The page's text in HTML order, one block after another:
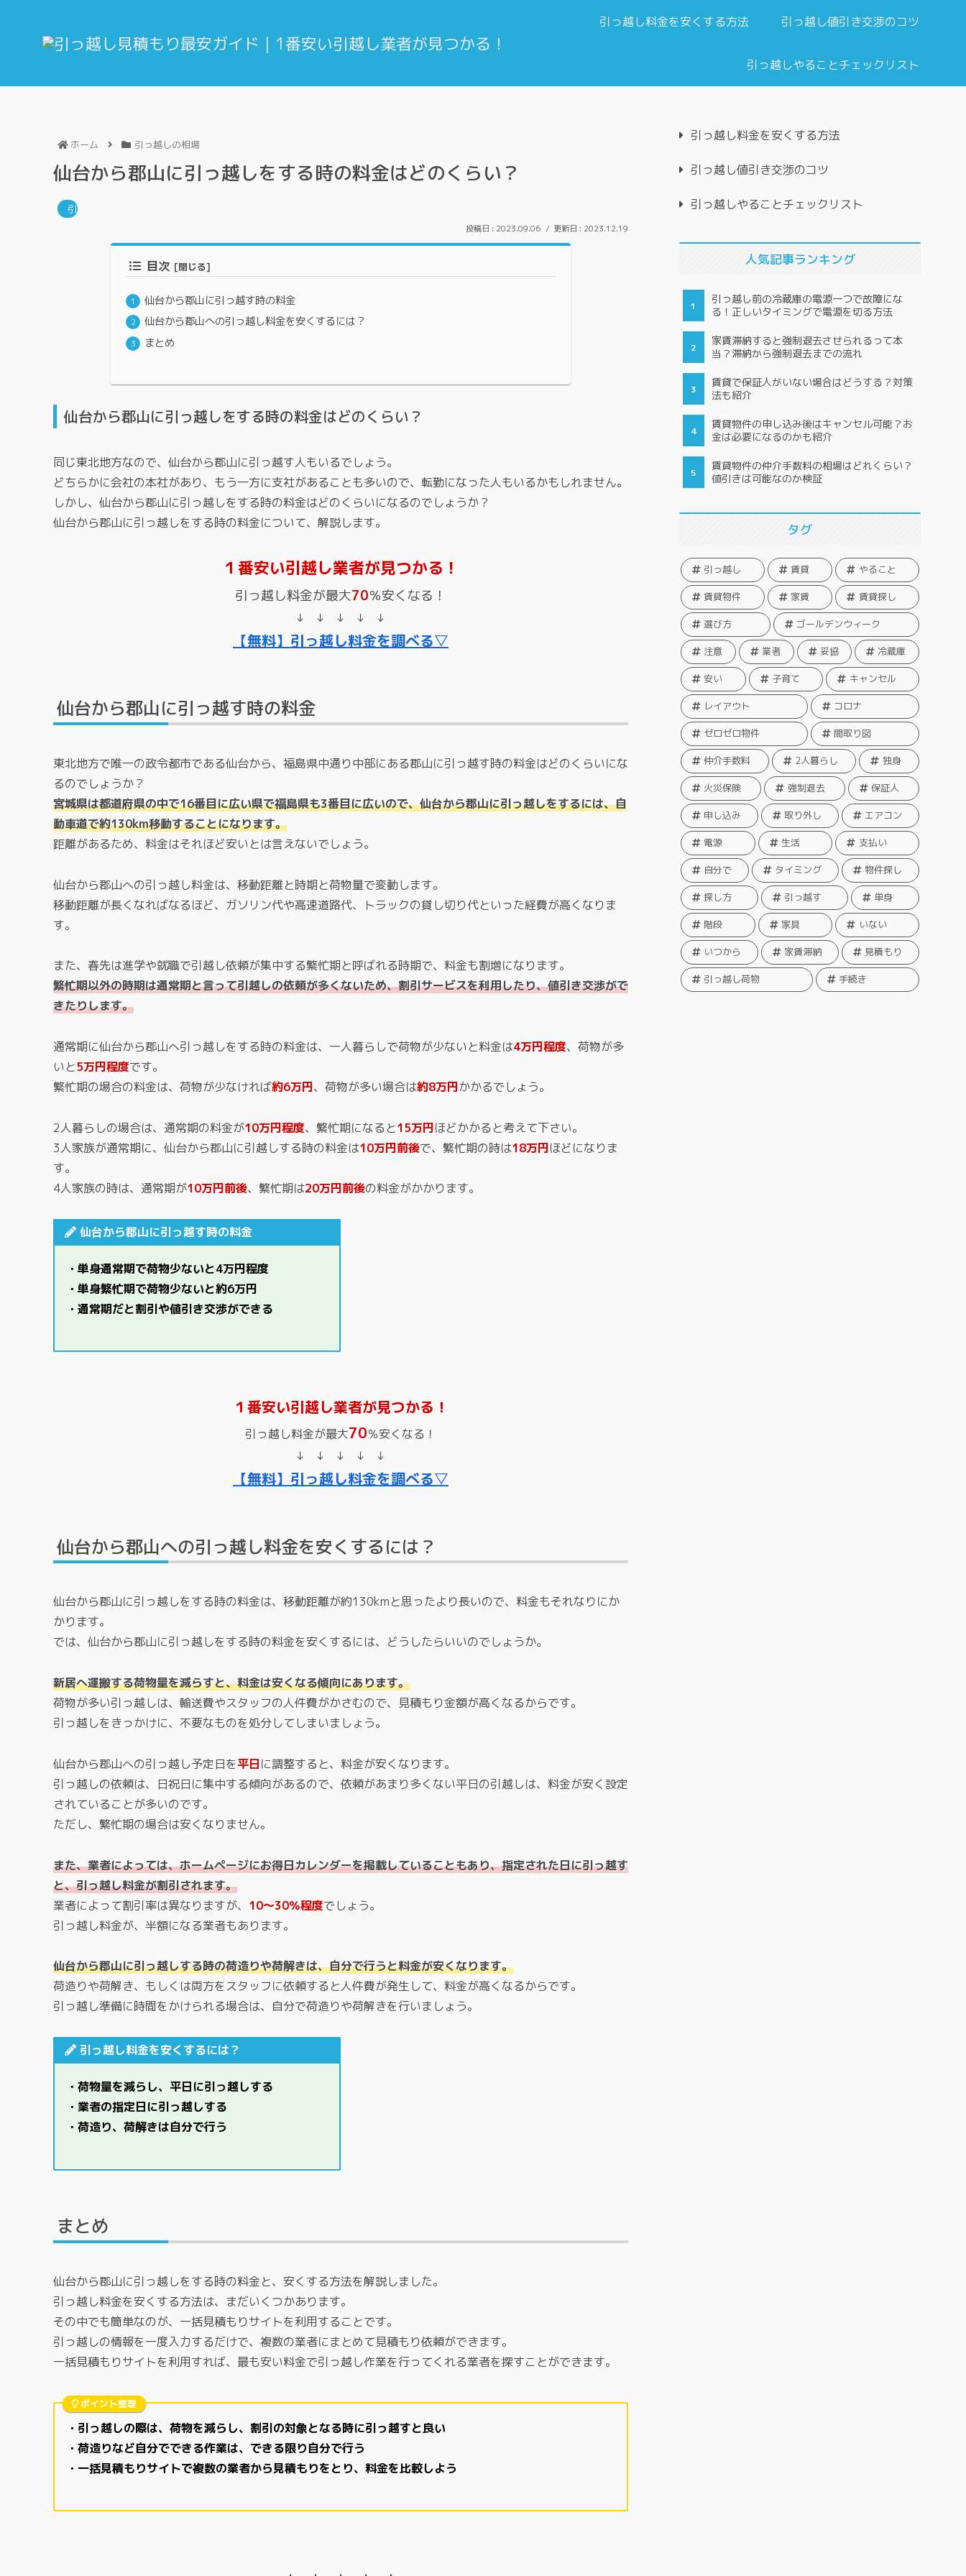
引っ越し料金を安くする方法 引っ越し値引き交渉のコツ
引っ越しやることチェックリスト
ホーム 引っ越しの相場
仙台から郡山に引っ越しをする時の料金はどのくらい？
引っ越しの相場
2023.09.06 2023.12.19
目次
仙台から郡山に引っ越す時の料金
仙台から郡山への引っ越し料金を安くするには？
まとめ
仙台から郡山に引っ越しをする時の料金はどのくらい？
同じ東北地方なので、仙台から郡山に引っ越す人もいるでしょう。
どちらかに会社の本社があり、もう一方に支社があることも多いので、転勤になった人もいるかもしれません。
しかし、仙台から郡山に引っ越しをする時の料金はどのくらいになるのでしょうか？
仙台から郡山に引っ越しをする時の料金について、解説します。
１番安い引越し業者が見つかる！
引っ越し料金が最大70％安くなる！
↓ ↓ ↓ ↓ ↓
【無料】引っ越し料金を調べる▽
仙台から郡山に引っ越す時の料金
東北地方で唯一の政令都市である仙台から、福島県中通り中部にある郡山に引っ越す時の料金はどのくらいにな
るのでしょうか？
宮城県は都道府県の中で16番目に広い県で福島県も3番目に広いので、仙台から郡山に引っ越しをするには、自
動車道で約130km移動することになります。
距離があるため、料金はそれほど安いとは言えないでしょう。
仙台から郡山への引っ越し料金は、移動距離と時期と荷物量で変動します。
移動距離が長くなればなるほど、ガソリン代や高速道路代、トラックの貸し切り代といった経費が高くなりま
す。
また、春先は進学や就職で引越し依頼が集中する繁忙期と呼ばれる時期で、料金も割増になります。
繁忙期以外の時期は通常期と言って引越しの依頼が多くないため、割引サービスを利用したり、値引き交渉がで
きたりします。
通常期に仙台から郡山へ引っ越しをする時の料金は、一人暮らしで荷物が少ないと料金は4万円程度、荷物が多
いと5万円程度です。
繁忙期の場合の料金は、荷物が少なければ約6万円、荷物が多い場合は約8万円かかるでしょう。
2人暮らしの場合は、通常期の料金が10万円程度、繁忙期になると15万円ほどかかると考えて下さい。
3人家族が通常期に、仙台から郡山に引越しする時の料金は10万円前後で、繁忙期の時は18万円ほどになりま
す。
4人家族の時は、通常期が10万円前後、繁忙期は20万円前後の料金がかかります。
仙台から郡山に引っ越す時の料金
・単身通常期で荷物少ないと4万円程度
・単身繁忙期で荷物少ないと約6万円
・通常期だと割引や値引き交渉ができる
１番安い引越し業者が見つかる！
引っ越し料金が最大70％安くなる！
↓ ↓ ↓ ↓ ↓
【無料】引っ越し料金を調べる▽
仙台から郡山への引っ越し料金を安くするには？
仙台から郡山に引っ越しをする時の料金は、移動距離が約130kmと思ったより長いので、料金もそれなりにか
かります。
では、仙台から郡山に引っ越しをする時の料金を安くするには、どうしたらいいのでしょうか。
新居へ運搬する荷物量を減らすと、料金は安くなる傾向にあります。
荷物が多い引っ越しは、輸送費やスタッフの人件費がかさむので、見積もり金額が高くなるからです。
引っ越しをきっかけに、不要なものを処分してしまいましょう。
仙台から郡山への引っ越し予定日を平日に調整すると、料金が安くなります。
引っ越しの依頼は、日祝日に集中する傾向があるので、依頼があまり多くない平日の引越しは、料金が安く設定
されていることが多いのです。
ただし、繁忙期の場合は安くなりません。
また、業者によっては、ホームページにお得日カレンダーを掲載していることもあり、指定された日に引っ越す
と、引っ越し料金が割引されます。
業者によって割引率は異なりますが、 10～30％程度でしょう。
引っ越し料金が、半額になる業者もあります。
仙台から郡山に引っ越しする時の荷造りや荷解きは、自分で行うと料金が安くなります。
荷造りや荷解き、もしくは両方をスタッフに依頼すると人件費が発生して、料金が高くなるからです。
引っ越し準備に時間をかけられる場合は、自分で荷造りや荷解きを行いましょう。
引っ越し料金を安くするには？
・荷物量を減らし、平日に引っ越しする
・業者の指定日に引っ越しする
・荷造り、荷解きは自分で行う
まとめ
仙台から郡山に引っ越しをする時の料金と、安くする方法を解説しました。
引っ越し料金を安くする方法は、まだいくつかあります。
その中でも簡単なのが、一括見積もりサイトを利用することです。
引っ越しの情報を一度入力するだけで、複数の業者にまとめて見積もり依頼ができます。
一括見積もりサイトを利用すれば、最も安い料金で引っ越し作業を行ってくれる業者を探すことができます。
ポイント整理
・引っ越しの際は、荷物を減らし、割引の対象となる時に引っ越すと良い
・荷造りなど自分でできる作業は、できる限り自分で行う
・一括見積もりサイトで複数の業者から見積もりをとり、料金を比較しよう
引っ越し料金を安くする方法
引っ越し値引き交渉のコツ
引っ越しやることチェックリスト
人気記事ランキング
引っ越し前の冷蔵庫の電源一つで故障にな
る！正しいタイミングで電源を切る方法
家賃滞納すると強制退去させられるって本
当？滞納から強制退去までの流れ
賃貸で保証人がいない場合はどうする？対策
法も紹介
賃貸物件の申し込み後はキャンセル可能？お
金は必要になるのかも紹介
賃貸物件の仲介手数料の相場はどれくらい？
値引きは可能なのか検証
タグ
引っ越し 賃貸 やること
賃貸物件 家賃 賃貸探し
選び方 ゴールデンウィーク
注意 業者 妥協 冷蔵庫
安い 子育て キャンセル
レイアウト コロナ
ゼロゼロ物件 間取り図
仲介手数料 2人暮らし 独身
火災保険 強制退去 保証人
申し込み 取り外し エアコン
電源 生活 支払い
自分で タイミング 物件探し
探し方 引っ越す 単身
階段 家具 いない
いつから 家賃滞納 見積もり
引っ越し荷物 手続き